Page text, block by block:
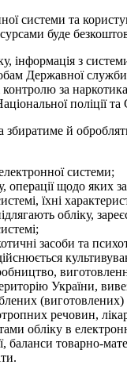
системи та
буде
інформація з
Державної служби
контролю за
поліції та
збиратиме й
системи;
операції щодо яких
їхні
обліку,
засоби та
України,
речовин,
обліку в
баланси товарно-